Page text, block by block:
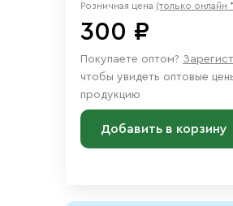
Розничная цена (только онлайн
300 ₽
Покупаете оптом?
чтобы увидеть оптовые
продукцию
Добавить в корзину